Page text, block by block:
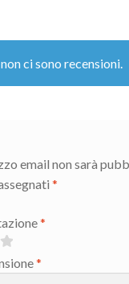
ci sono recensioni.
email non sarà
*
*
*